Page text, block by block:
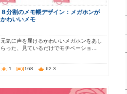
８分割のメモ帳デザイン：メガホンが
かわいいメモ
元気に声を届けるかわいいメガホンをあし
らった、見ているだけでモチベーショ…
1 168 62.3